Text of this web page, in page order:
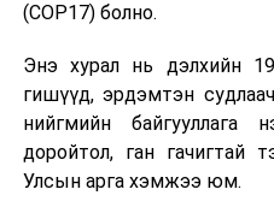
хороо
(COP17) болно.
Энэ хурал нь дэлхийн
гишүүд, эрдэмтэн
нийгмийн байгууллага
доройтол, ган гачигтай
Улсын арга хэмжээ юм.